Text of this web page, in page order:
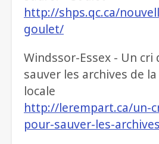
http://shps.qc.ca/
goulet/
Windssor-Essex - Un
sauver les archives de
locale
http://lerempart.ca/un-
pour-sauver-les-